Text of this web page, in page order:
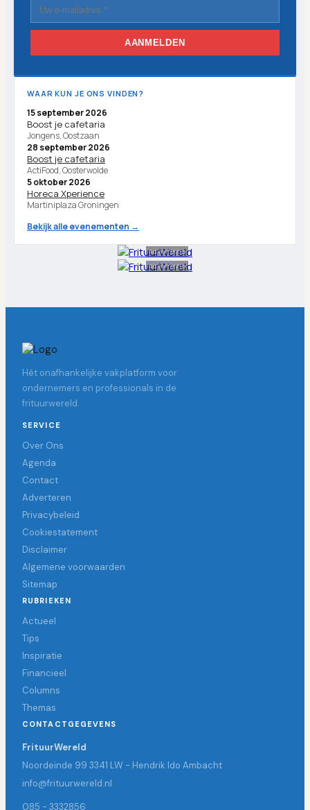
AANMELDEN
WAAR KUN JE ONS VINDEN?
15 september 2026
Boost je cafetaria
Jongens, Oostzaan
28 september 2026
Boost je cafetaria
ActiFood, Oosterwolde
5 oktober 2026
Horeca Xperience
Martiniplaza Groningen
Bekijk alle evenementen →
Advertentie
Advertentie
Hét onafhankelijke vakplatform voor
ondernemers en professionals in de
frituurwereld.
SERVICE
Over Ons
Agenda
Contact
Adverteren
Privacybeleid
Cookiestatement
Disclaimer
Algemene voorwaarden
Sitemap
RUBRIEKEN
Actueel
Tips
Inspiratie
Financieel
Columns
Themas
CONTACTGEGEVENS
FrituurWereld
Noordeinde 99 3341 LW - Hendrik Ido Ambacht
info@frituurwereld.nl
085 - 3332856